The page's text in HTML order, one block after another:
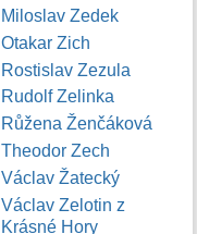
Miloslav Zedek
Otakar Zich
Rostislav Zezula
Rudolf Zelinka
Růžena Ženčáková
Theodor Zech
Václav Žatecký
Václav Zelotin z
Krásné Hory